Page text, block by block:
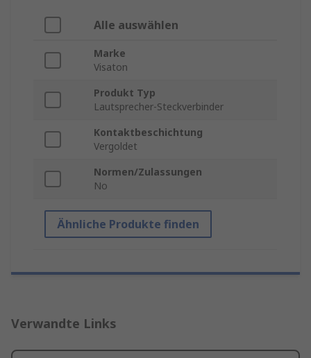
Alle auswählen
Marke
Visaton
Produkt Typ
Lautsprecher-Steckverbinder
Kontaktbeschichtung
Vergoldet
Normen/Zulassungen
No
Ähnliche Produkte finden
Verwandte Links